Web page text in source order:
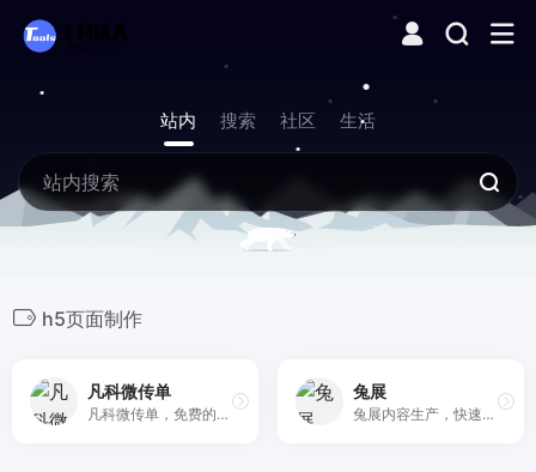
站内 搜索 社区 生活
h5页面制作
凡科微传单
凡科微传单，免费的h5制作软件、在线H5制作平台，4000+h5制作模板任意使用，3分钟轻松制作招聘微传单、电子邀请函、电子请帖、h5场景、宣传海报等h5页面。无需懂代码，0元体验h5制作工具！
兔展
兔展内容生产，快速制作生成微信H5活动、H5页面、短视频、抽奖、测试、助力、裂变、红包、分销、拼团等小程序、小游戏等